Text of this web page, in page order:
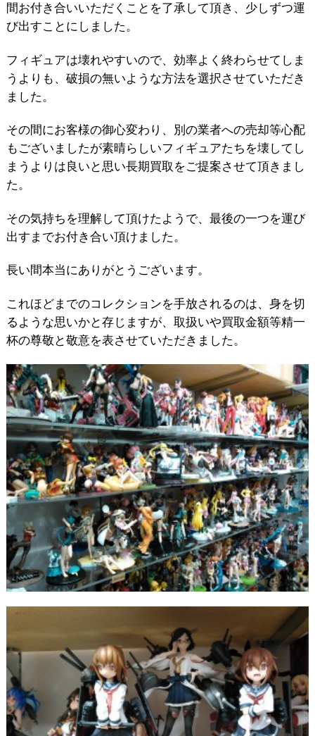
間お付き合いいただくことを了承して頂き、少しずつ運
び出すことにしました。
フィギュアは壊れやすいので、効率よく終わらせてしま
うよりも、破損の無いような方法を選択させていただき
ました。
その間にお客様の御心変わり、別の業者への売却等心配
もございましたが素晴らしいフィギュアたちを壊してし
まうよりは良いと思い長期買取をご提案させて頂きまし
た。
その気持ちを理解して頂けたようで、最後の一つを運び
出すまでお付き合い頂けました。
長い間本当にありがとうございます。
これほどまでのコレクションを手放されるのは、身を切
るような思いかと存じますが、取扱いや買取金額等精一
杯の尊敬と敬意を表させていただきました。